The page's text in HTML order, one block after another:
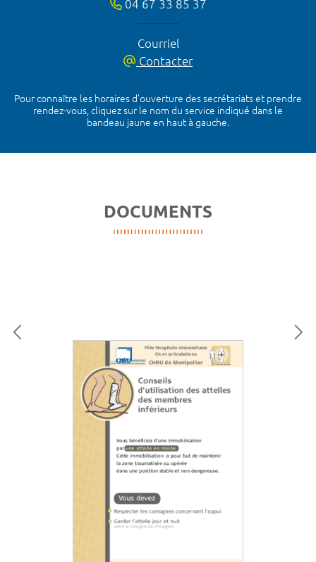
04 67 33 85 37
Courriel
Contacter
Pour connaître les horaires d’ouverture des secrétariats et prendre
rendez-vous, cliquez sur le nom du service indiqué dans le
bandeau jaune en haut à gauche.
DOCUMENTS